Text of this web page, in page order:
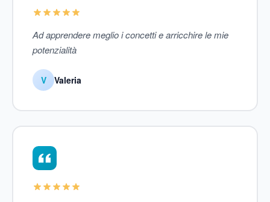
Ad apprendere meglio i concetti e arricchire le mie
potenzialità
V Valeria